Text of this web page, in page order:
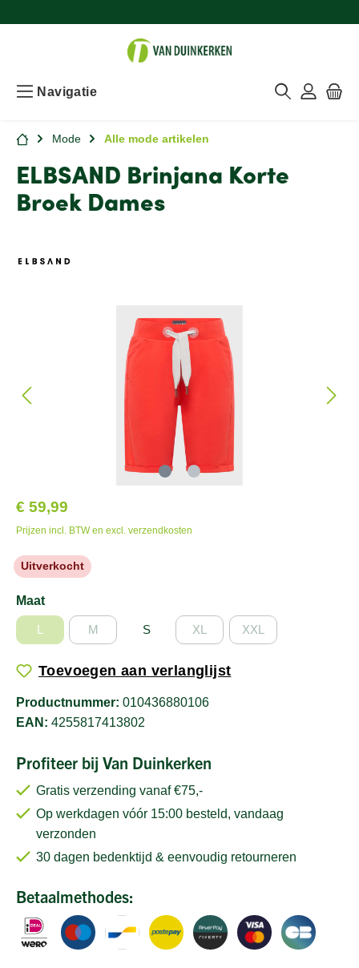
Navigatie
Mode Alle mode artikelen
ELBSAND Brinjana Korte
Broek Dames
€ 59,99
Prijzen incl. BTW en excl. verzendkosten
Uitverkocht
Maat
L M S XL XXL
Toevoegen aan verlanglijst
Productnummer: 010436880106
EAN: 4255817413802
Profiteer bij Van Duinkerken
Gratis verzending vanaf €75,-
Op werkdagen vóór 15:00 besteld, vandaag
verzonden
30 dagen bedenktijd & eenvoudig retourneren
Betaalmethodes: